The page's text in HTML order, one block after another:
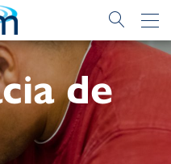
de